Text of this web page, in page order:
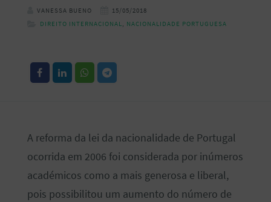
VANESSA BUENO
15/05/2018
DIREITO INTERNACIONAL, NACIONALIDADE PORTUGUESA
A reforma da lei da nacionalidade de Portugal
ocorrida em 2006 foi considerada por inúmeros
académicos como a mais generosa e liberal,
pois possibilitou um aumento do número de